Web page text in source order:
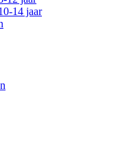
14 jaar